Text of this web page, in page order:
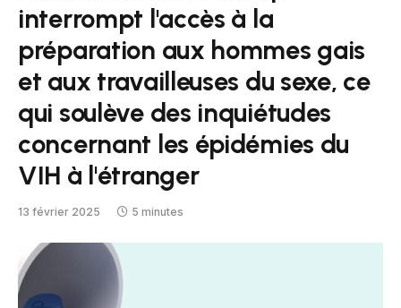
interrompt l'accès à la
préparation aux hommes gais
et aux travailleuses du sexe, ce
qui soulève des inquiétudes
concernant les épidémies du
VIH à l'étranger
13 février 2025 5 minutes